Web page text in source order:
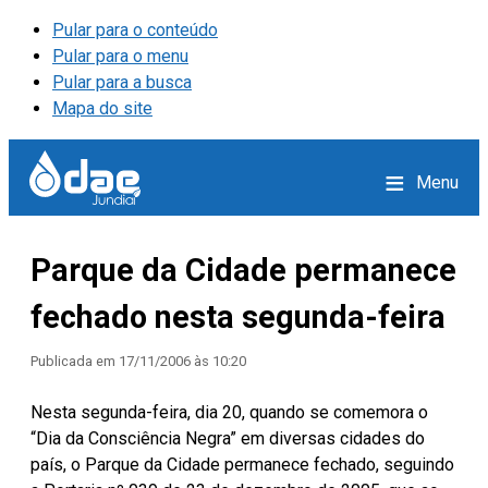
Pular para o conteúdo
Pular para o menu
Pular para a busca
Mapa do site
≡ Menu
Parque da Cidade permanece
fechado nesta segunda-feira
Publicada em 17/11/2006 às 10:20
Nesta segunda-feira, dia 20, quando se comemora o
“Dia da Consciência Negra” em diversas cidades do
país, o Parque da Cidade permanece fechado, seguindo